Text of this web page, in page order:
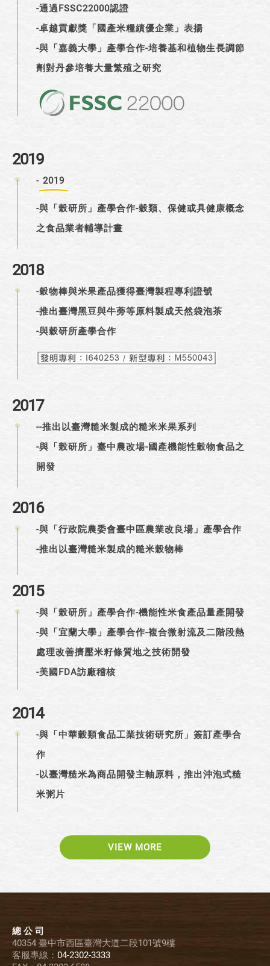
-通過FSSC22000認證
-卓越貢獻獎「國產米糧績優企業」表揚
-與「嘉義大學」產學合作-培養基和植物生長調節
劑對丹參培養大量繁殖之研究
2019
- 2019
-與「榖研所」產學合作-穀類、保健或具健康概念
之食品業者輔導計畫
2018
-穀物棒與米果產品獲得臺灣製程專利證號
-推出臺灣黑豆與牛蒡等原料製成天然袋泡茶
-與穀研所產學合作
2017
--推出以臺灣糙米製成的糙米米果系列
-與「榖研所」臺中農改場-國產機能性穀物食品之
開發
2016
-與「行政院農委會臺中區農業改良場」產學合作
-推出以臺灣糙米製成的糙米榖物棒
2015
-與「榖研所」產學合作-機能性米食產品量產開發
-與「宜蘭大學」產學合作-複合微射流及二階段熱
處理改善擠壓米籽條質地之技術開發
-美國FDA訪廠稽核
2014
-與「中華穀類食品工業技術研究所」簽訂產學合
作
-以臺灣糙米為商品開發主軸原料，推出沖泡式糙
米粥片
VIEW MORE
總 公 司
40354 臺中市西區臺灣大道二段101號9樓
客服專線： 04-2302-3333